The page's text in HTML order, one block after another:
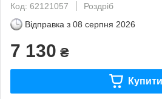
Код: 62121057
Роздріб
Відправка з 08 серпня 2026
7 130 ₴
Купити